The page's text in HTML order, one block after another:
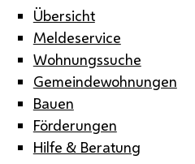
Übersicht
Meldeservice
Wohnungssuche
Gemeindewohnungen
Bauen
Förderungen
Hilfe & Beratung